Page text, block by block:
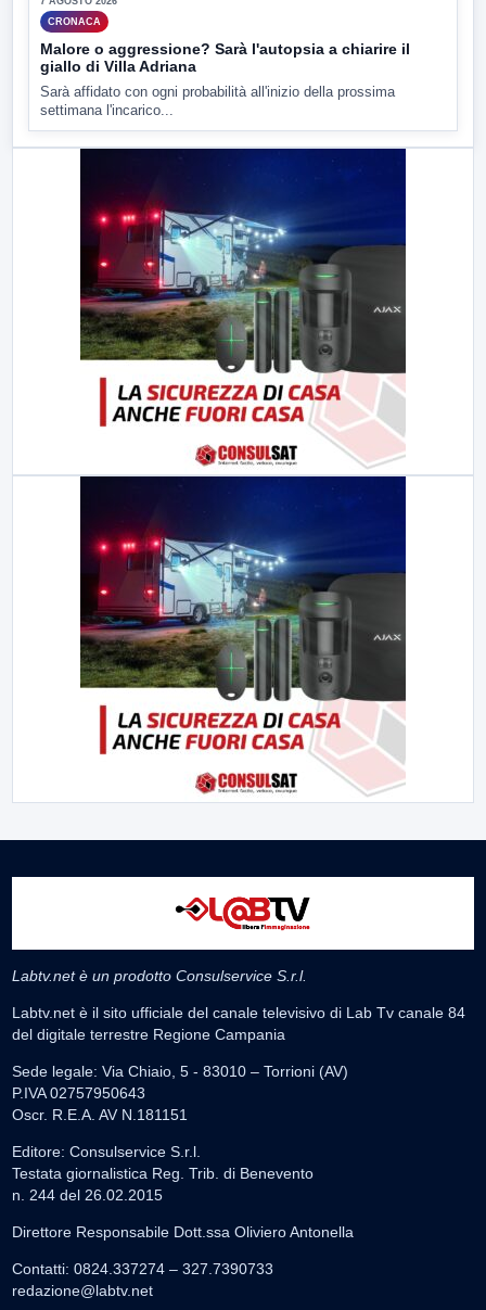
ULTIMI VIDEO
TUTTI I VIDEO
7 AGOSTO 2026
SPORT BENEVENTO
Benevento Calcio: Le scelte di Floro Flores per il
debutto di Coppa Italia
Il Benevento è pronto al debutto di Coppa Italia. Scelte...
7 AGOSTO 2026
Miasmi e Calore, l'ASL parla attraverso il Comune
Nessuna nuova moria di pesci e nessuna criticità igienico-